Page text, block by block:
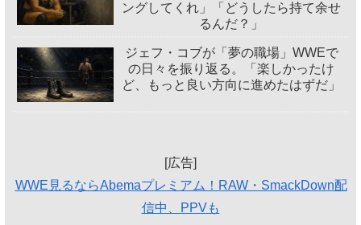
ングしてくれ」「どうしたら持て余せ
るんだ？」
ジェフ・コブが「夢の職場」WWEで
の日々を振り返る。「楽しかったけ
ど、もっと良い方向に進めたはずだ」
[広告]
WWE見るならAbemaプレミアム！RAW・SmackDown配
信中、PPVも